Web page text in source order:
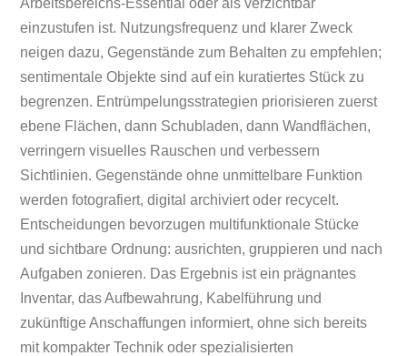
einzustufen ist. Nutzungsfrequenz und klarer Zweck
neigen dazu, Gegenstände zum Behalten zu empfehlen;
sentimentale Objekte sind auf ein kuratiertes Stück zu
begrenzen. Entrümpelungsstrategien priorisieren zuerst
ebene Flächen, dann Schubladen, dann Wandflächen,
verringern visuelles Rauschen und verbessern
Sichtlinien. Gegenstände ohne unmittelbare Funktion
werden fotografiert, digital archiviert oder recycelt.
Entscheidungen bevorzugen multifunktionale Stücke
und sichtbare Ordnung: ausrichten, gruppieren und nach
Aufgaben zonieren. Das Ergebnis ist ein prägnantes
Inventar, das Aufbewahrung, Kabelführung und
zukünftige Anschaffungen informiert, ohne sich bereits
mit kompakter Technik oder spezialisierten